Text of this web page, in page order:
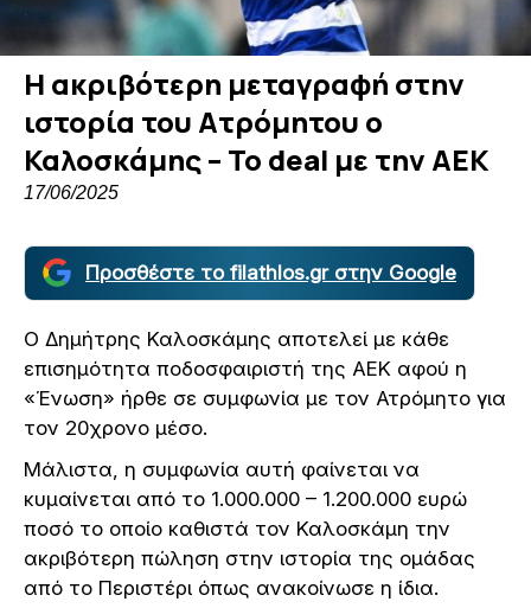
Η ακριβότερη μεταγραφή στην
ιστορία του Ατρόμητου ο
Καλοσκάμης – Το deal με την ΑΕΚ
17/06/2025
Προσθέστε το filathlos.gr στην Google
Ο Δημήτρης Καλοσκάμης αποτελεί με κάθε
επισημότητα ποδοσφαιριστή της ΑΕΚ αφού η
«Ένωση» ήρθε σε συμφωνία με τον Ατρόμητο για
τον 20χρονο μέσο.
Μάλιστα, η συμφωνία αυτή φαίνεται να
κυμαίνεται από το 1.000.000 – 1.200.000 ευρώ
ποσό το οποίο καθιστά τον Καλοσκάμη την
ακριβότερη πώληση στην ιστορία της ομάδας
από το Περιστέρι όπως ανακοίνωσε η ίδια.